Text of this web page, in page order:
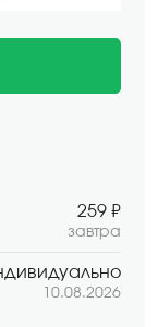
259 ₽
завтра
10.08.2026